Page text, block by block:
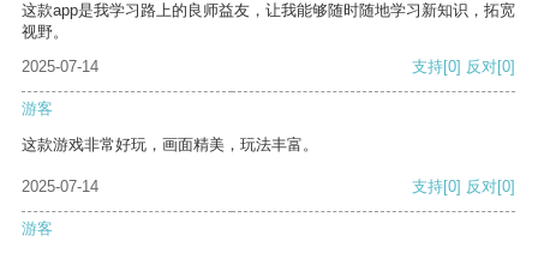
这款app是我学习路上的良师益友，让我能够随时随地学习新知识，拓宽
视野。
2025-07-14
支持[0] 反对[0]
游客
这款游戏非常好玩，画面精美，玩法丰富。
2025-07-14 支持[0] 反对[0]
游客